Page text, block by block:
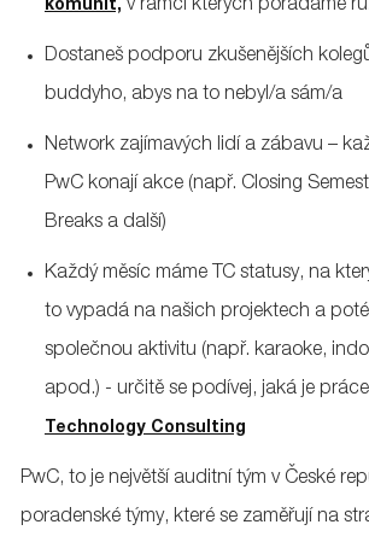
komunit, v rámci kterých pořádáme
Dostaneš podporu zkušenějších
buddyho, abys na to nebyl/a sám/a
Network zajímavých lidí a zábavu –
PwC konají akce (např. Closing
Breaks a další)
Každý měsíc máme TC statusy, na
to vypadá na našich projektech a
společnou aktivitu (např. karaoke,
apod.) - určitě se podívej, jaká je
Technology Consulting
PwC, to je největší auditní tým v České
poradenské týmy, které se zaměřují na